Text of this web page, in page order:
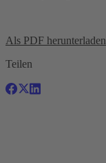
Als PDF herunterladen
Teilen